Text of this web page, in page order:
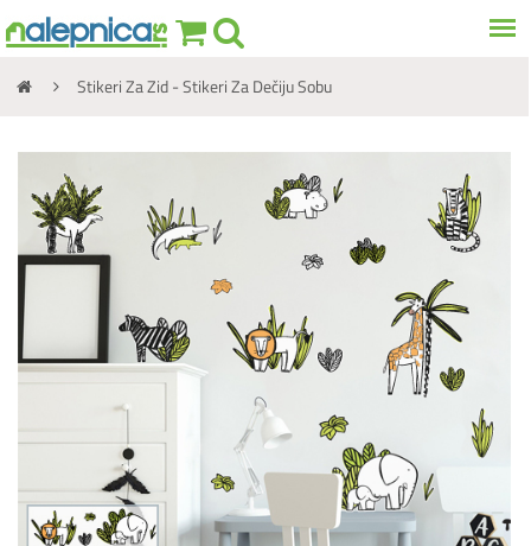
Stikeri Za Zid - Stikeri Za Dečiju Sobu